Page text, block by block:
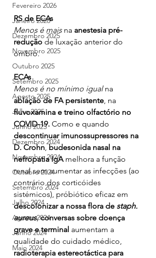
Fevereiro 2026
Janeiro 2026
Dezembro 2025
Novembro 2025
Outubro 2025
Setembro 2025
Agosto 2025
Julho 2025
Junho 2025
Dezembro 2024
Novembro 2024
Outubro 2024
Setembro 2024
Julho 2024
Agosto 2024
Junho 2024
Maio 2024
RS de ECAs
Menos é mais na anestesia pré-
redução de luxação anterior do
ombro.
ECAs
Menos é no mínimo igual na
ablação de FA persistente , na
fluvoxamina e treino olfactório no
COVID-19. Como e quando
descontinuar imunossupressores na
D. Crohn, budesonida nasal na
nefropatia IgA melhora a função
renal sem aumentar as infecções (ao
contrário dos corticóides
sistémicos), próbiótico eficaz em
descolonizar a nossa flora de staph.
aureus, conversas sobre doença
grave e terminal aumentam a
qualidade do cuidado médico,
radioterapia estereotáctica para